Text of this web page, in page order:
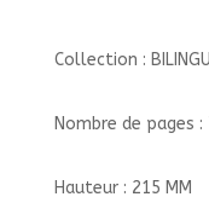
Collection :
Nombre de pages :
Hauteur : 215 MM